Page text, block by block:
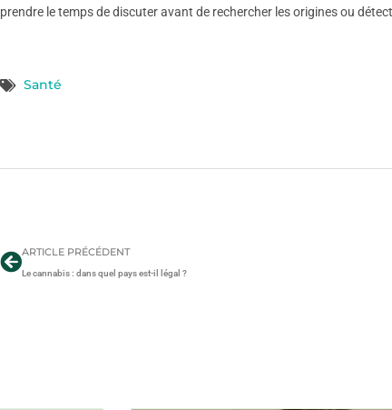
prendre le temps de discuter avant de rechercher les origines ou
Santé
ARTICLE PRÉCÉDENT
Le cannabis : dans quel pays est-il légal ?